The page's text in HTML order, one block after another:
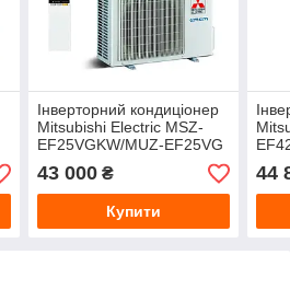
Інверторний кондиціонер
Mitsubishi Electric MSZ-
EF25VGKW/MUZ-EF25VG
White
43 000₴
Купити
44